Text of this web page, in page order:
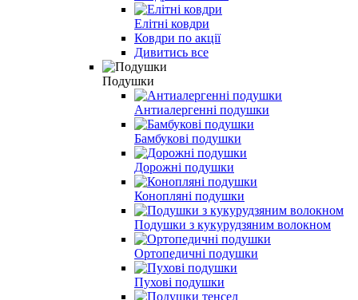
Елітні ковдри
Ковдри по акції
Дивитись все
Подушки
Антиалергенні подушки
Бамбукові подушки
Дорожні подушки
Конопляні подушки
Подушки з кукурудзяним волокном
Ортопедичні подушки
Пухові подушки